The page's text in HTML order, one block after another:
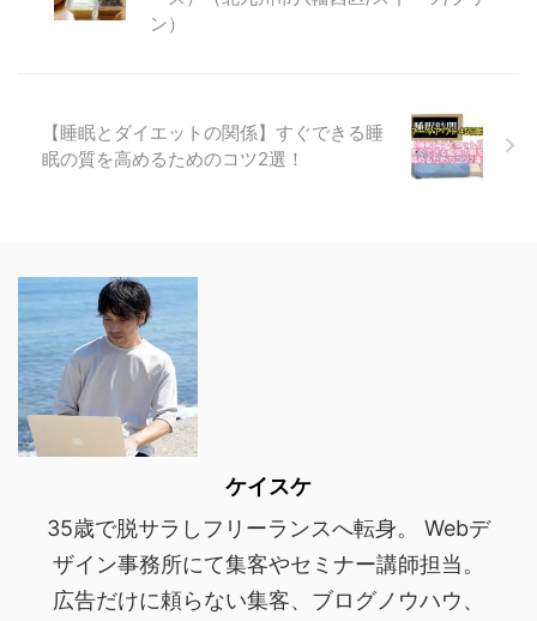
ン）
【睡眠とダイエットの関係】すぐできる睡
眠の質を高めるためのコツ2選！
ケイスケ
35歳で脱サラしフリーランスへ転身。 Webデ
ザイン事務所にて集客やセミナー講師担当。
広告だけに頼らない集客、ブログノウハウ、